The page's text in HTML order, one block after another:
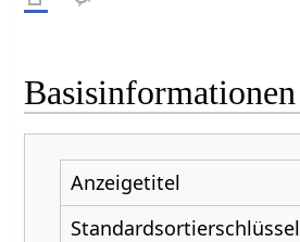
Basisinformationen
Anzeigetitel
Standardsortierschlüssel